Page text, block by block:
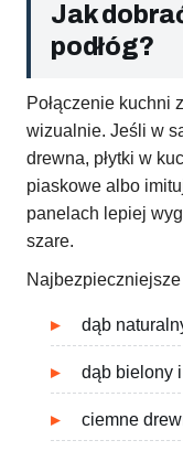
Jak
podłóg?
Połączenie kuchni
wizualnie. Jeśli w
drewna, płytki w
piaskowe albo
panelach lepiej
szare.
dąb
dąb bielony i
ciemne